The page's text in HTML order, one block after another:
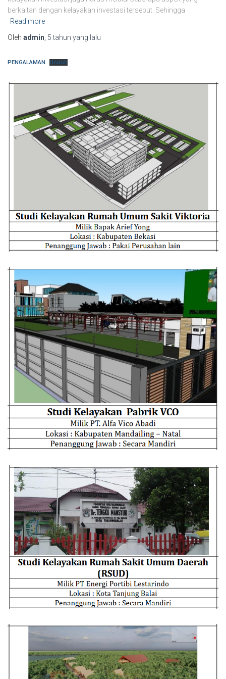
berkaitan dengan kelayakan investasi tersebut. Sehingga
Read more
Oleh admin 5 tahun yang lalu
PENGALAMAN Unduh